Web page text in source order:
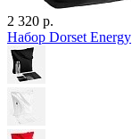
2 320 р.
Набор Dorset Energy